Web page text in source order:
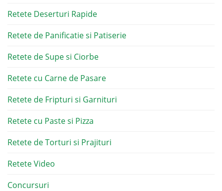
Retete Deserturi Rapide
Retete de Panificatie si Patiserie
Retete de Supe si Ciorbe
Retete cu Carne de Pasare
Retete de Fripturi si Garnituri
Retete cu Paste si Pizza
Retete de Torturi si Prajituri
Retete Video
Concursuri